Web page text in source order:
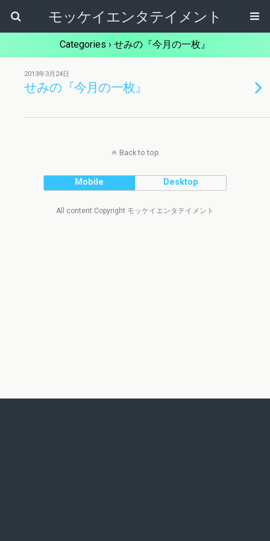
モッケイエンタテイメント
Categories › せみの『今月の一枚』
2013年3月24日
せみの『今月の一枚』
Back to top
Mobile Desktop
All content Copyright モッケイエンタテイメント